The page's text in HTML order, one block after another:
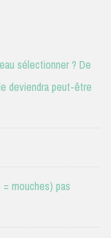
sélectionner ? De
deviendra peut-être
mouches) pas